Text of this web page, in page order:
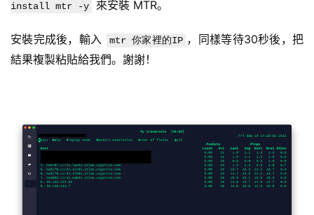
install mtr -y 來安裝 MTR。
安裝完成後，輸入 mtr 你家裡的IP ，同樣等待30秒後，把
結果複製粘貼給我們。謝謝！